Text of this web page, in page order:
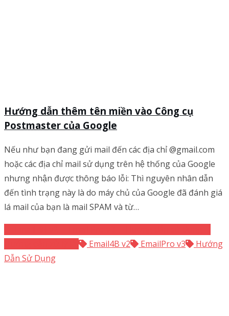
Hướng dẫn thêm tên miền vào Công cụ
Postmaster của Google
Nếu như bạn đang gửi mail đến các địa chỉ @gmail.com
hoặc các địa chỉ mail sử dụng trên hệ thống của Google
nhưng nhận được thông báo lỗi: Thì nguyên nhân dẫn
đến tình trạng này là do máy chủ của Google đã đánh giá
lá mail của bạn là mail SPAM và từ…
Email4B v2 EmailPro v3
Hướng
Dẫn Sử Dụng